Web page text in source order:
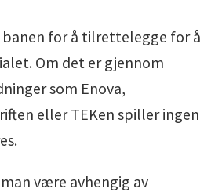
for å tilrettelegge for å
Om det er gjennom
som Enova,
eller TEKen spiller ingen
være avhengig av